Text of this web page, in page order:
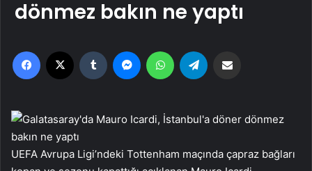
dönmez bakın ne yaptı
Facebook Tumblr MessengerWhatsApp
UEFA Avrupa Ligi’ndeki Tottenham maçında çapraz bağları